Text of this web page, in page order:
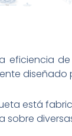
eficiencia
diseñado
está
sobre